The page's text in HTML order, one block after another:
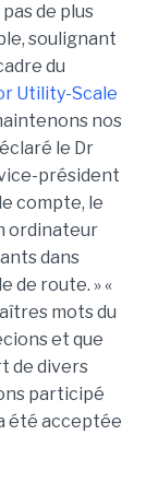
de plus
soulignant
du
Utility-Scale
nos
le Dr
président
compte, le
ordinateur
dans
de route. »«
mots du
et que
de divers
participé
été acceptée